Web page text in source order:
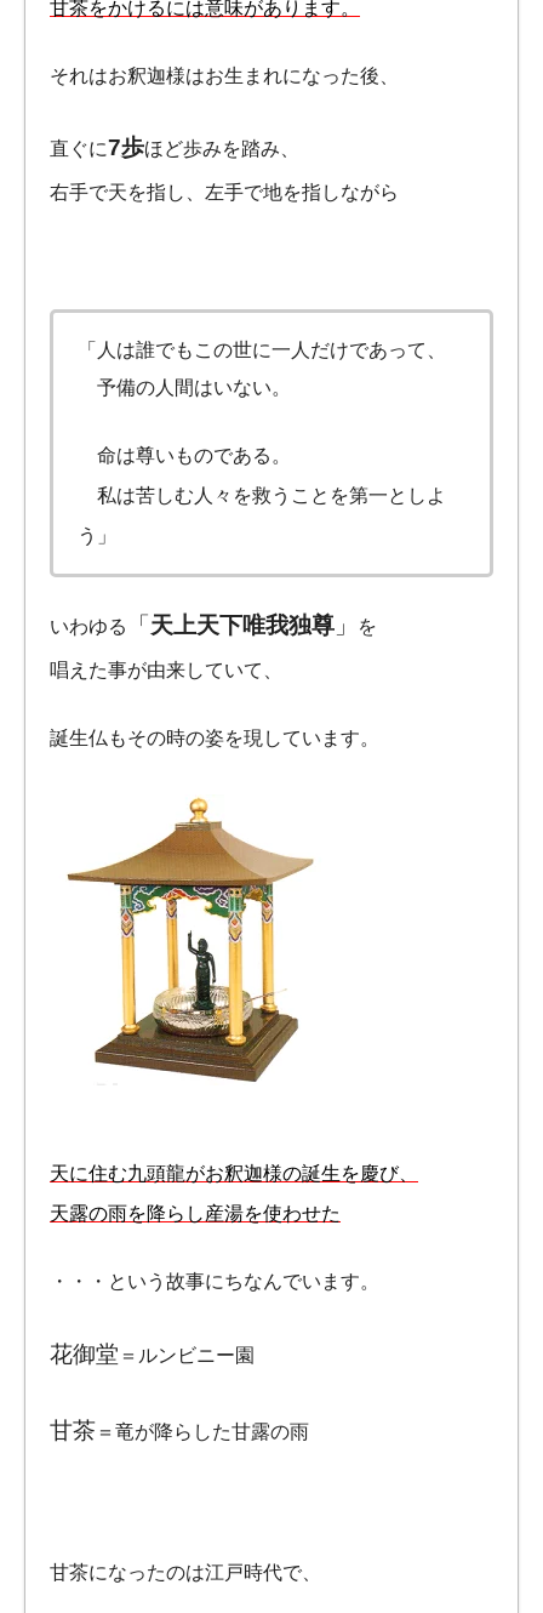
甘茶をかけるには意味があります。
それはお釈迦様はお生まれになった後、
直ぐに7歩ほど歩みを踏み、
右手で天を指し、左手で地を指しながら
「人は誰でもこの世に一人だけであって、
予備の人間はいない。
命は尊いものである。
私は苦しむ人々を救うことを第一としよ
う」
いわゆる 「天上天下唯我独尊 」 を
唱えた事が由来していて、
誕生仏もその時の姿を現しています。
天に住む九頭龍がお釈迦様の誕生を慶び、
天露の雨を降らし産湯を使わせた
・・・という故事にちなんでいます。
花御堂 ＝ルンビニー園
甘茶 ＝竜が降らした甘露の雨
甘茶になったのは江戸時代で、